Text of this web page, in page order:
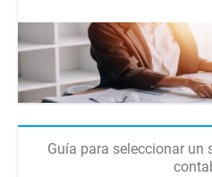
Guía para seleccionar un